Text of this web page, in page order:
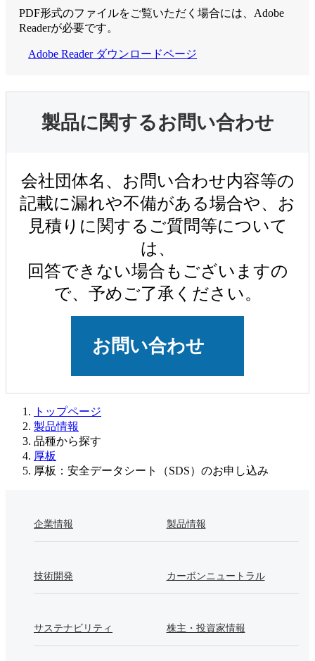
PDF形式のファイルをご覧いただく場合には、Adobe
Readerが必要です。
Adobe Reader ダウンロードページ
製品に関するお問い合わせ
会社団体名、お問い合わせ内容等の
記載に漏れや不備がある場合や、お
見積りに関するご質問等について
は、
回答できない場合もございますの
で、予めご了承ください。
お問い合わせ
トップページ
製品情報
品種から探す
厚板
厚板：安全データシート（SDS）のお申し込み
企業情報 製品情報
技術開発 カーボンニュートラル
サステナビリティ 株主・投資家情報